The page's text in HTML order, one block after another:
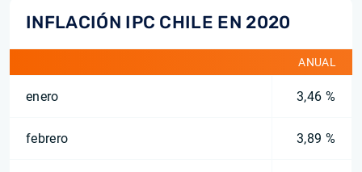
INFLACIÓN IPC CHILE EN 2020
ANUAL
enero 3,46 %
febrero 3,89 %